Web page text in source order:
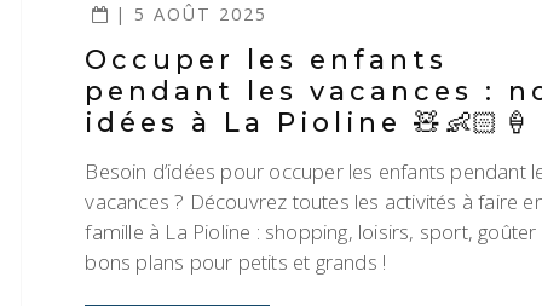
| 5 AOÛT 2025
Occuper les enfants
pendant les vacances :
idées à La Pioline 🧸👶🏻🍦
Besoin d’idées pour occuper les enfants pendant
vacances ? Découvrez toutes les activités à faire
famille à La Pioline : shopping, loisirs, sport, goûter
bons plans pour petits et grands !